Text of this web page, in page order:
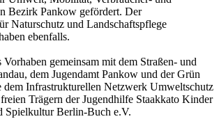
Bezirk Pankow gefördert. Der
Naturschutz und Landschaftspflege
ebenfalls.
gemeinsam mit dem Straßen- und
dem Jugendamt Pankow und der Grün
Infrastrukturellen Netzwerk Umweltschutz
Trägern der Jugendhilfe Staakkato Kinder
Spielkultur Berlin-Buch e.V.